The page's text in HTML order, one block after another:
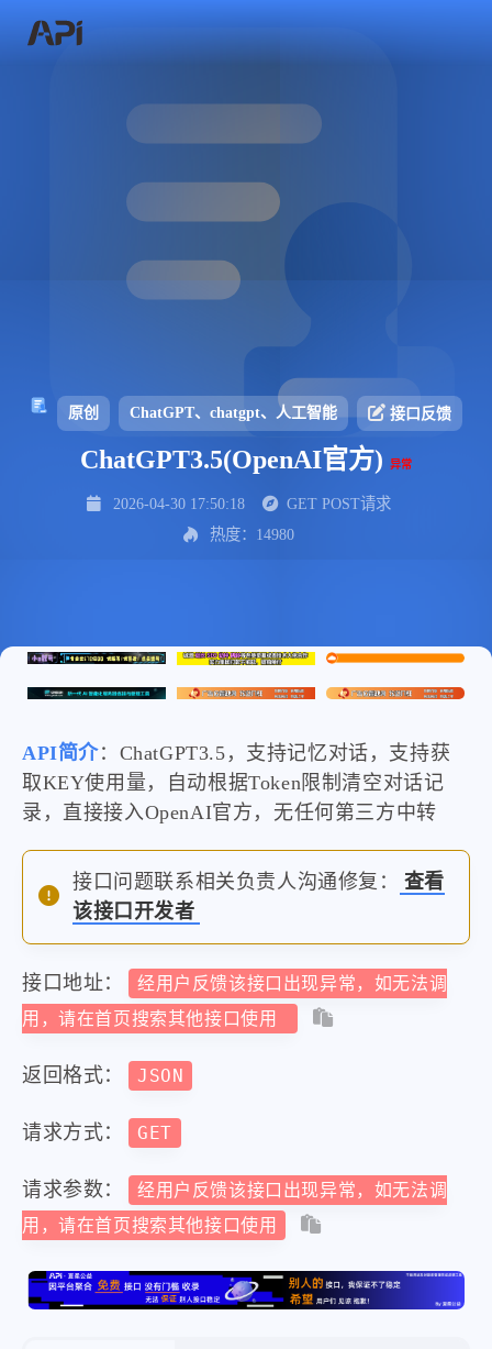
原创 ChatGPT、chatgpt、人工智能 接口反馈
ChatGPT3.5(OpenAI官方) 异常
2026-04-30 17:50:18
GET POST请求
热度：14980
API简介：ChatGPT3.5，支持记忆对话，支持获
取KEY使用量，自动根据Token限制清空对话记
录，直接接入OpenAI官方，无任何第三方中转
接口问题联系相关负责人沟通修复：
查看
该接口开发者
接口地址：
经用户反馈该接口出现异常，如无法调
用，请在首页搜索其他接口使用
返回格式： JSON
请求方式： GET
请求参数：
经用户反馈该接口出现异常，如无法调
用，请在首页搜索其他接口使用